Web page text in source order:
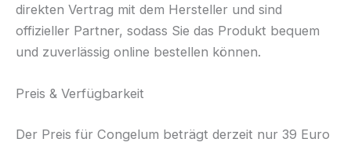
direkten Vertrag mit dem Hersteller und sind
offizieller Partner, sodass Sie das Produkt bequem
und zuverlässig online bestellen können.
Preis & Verfügbarkeit
Der Preis für Congelum beträgt derzeit nur 39 Euro